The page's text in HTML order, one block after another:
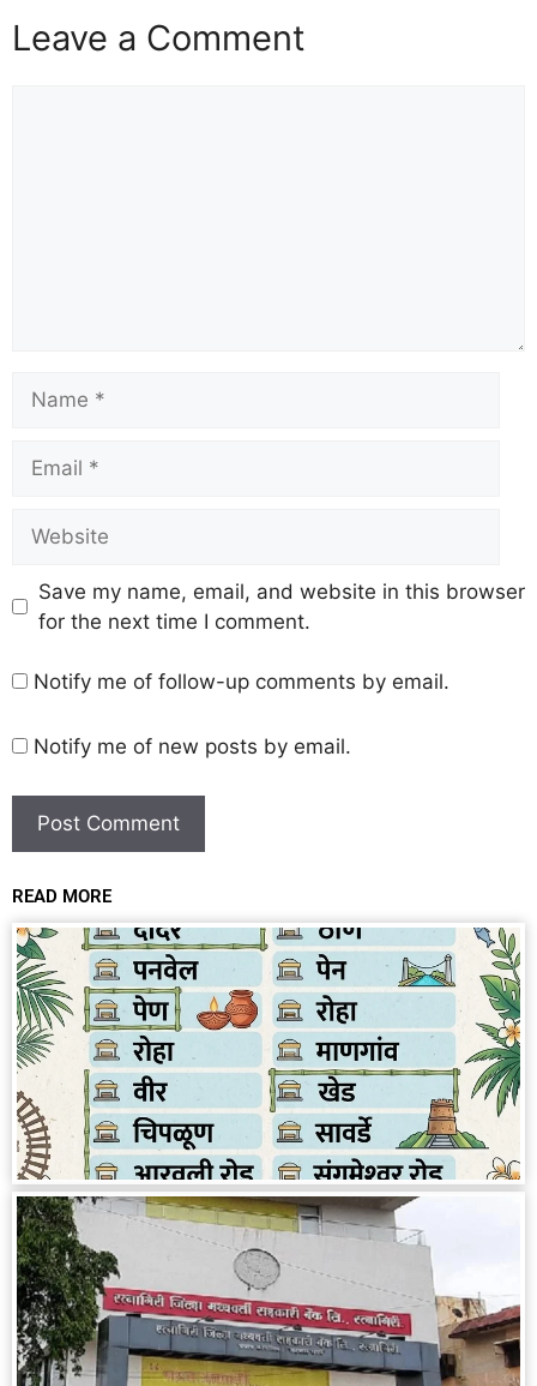
Leave a Comment
Save my name, email, and website in this browser
for the next time I comment.
Notify me of follow-up comments by email.
Notify me of new posts by email.
READ MORE